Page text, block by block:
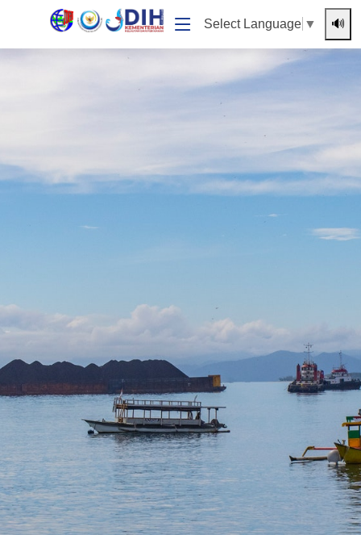
Select Language ▼ 🔊